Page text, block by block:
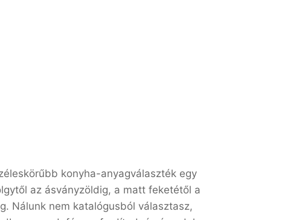
konyha-anyagválaszték egy
az ásványzöldig, a matt feketétől a
Nálunk nem katalógusból választasz,